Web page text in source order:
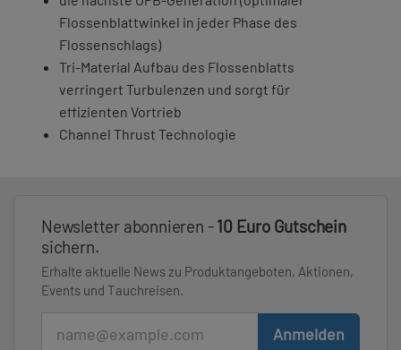
Flossenblattwinkel in jeder Phase des
Flossenschlags)
Tri-Material Aufbau des Flossenblatts
verringert Turbulenzen und sorgt für
effizienten Vortrieb
Channel Thrust Technologie
Newsletter abonnieren -10 Euro Gutschein
sichern.
Erhalte aktuelle News zu Produktangeboten, Aktionen,
Events und Tauchreisen.
Anmelden